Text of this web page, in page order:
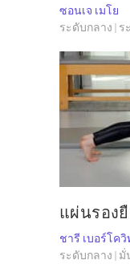
ซอนเจ เมโย
ระดับกลาง |
แผ่นรอง
ชารี เบอร์โค
ระดับกลาง | มั่